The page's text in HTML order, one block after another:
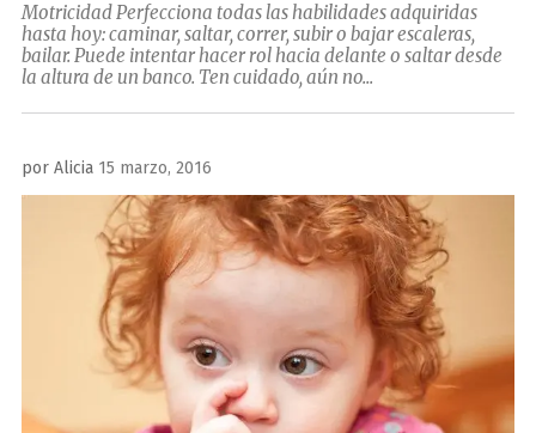
Motricidad Perfecciona todas las habilidades adquiridas
hasta hoy: caminar, saltar, correr, subir o bajar escaleras,
bailar. Puede intentar hacer rol hacia delante o saltar desde
la altura de un banco. Ten cuidado, aún no...
por Alicia Publicado
el
15 marzo, 2016